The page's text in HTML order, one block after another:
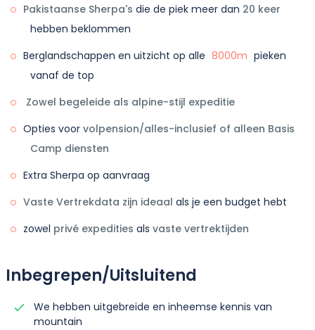
Pakistaanse Sherpa's die de piek meer dan 20 keer
hebben beklommen
Berglandschappen en uitzicht op alle 8000m pieken
vanaf de top
Zowel begeleide als alpine-stijl expeditie
Opties voor volpension/alles-inclusief of alleen Basis
Camp diensten
Extra Sherpa op aanvraag
Vaste Vertrekdata zijn ideaal als je een budget hebt
zowel privé expedities als vaste vertrektijden
Inbegrepen/Uitsluitend
We hebben uitgebreide en inheemse kennis van
mountain